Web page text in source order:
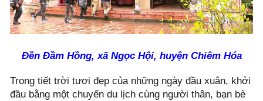
Đền Đầm Hồng, xã Ngọc Hội, huyện Chiêm Hóa
Trong tiết trời tươi đẹp của những ngày đầu xuân, khởi
đầu bằng một chuyến du lịch cùng người thân, bạn bè